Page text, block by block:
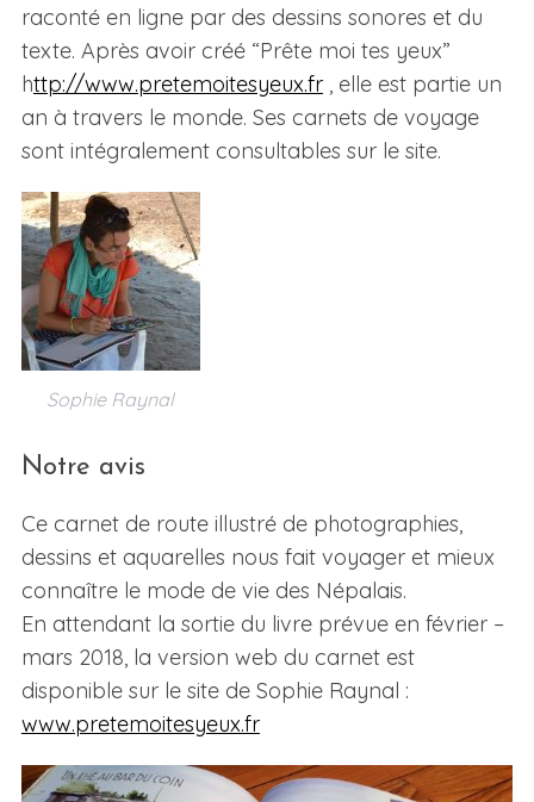
raconté en ligne par des dessins sonores et du
texte. Après avoir créé “Prête moi tes yeux”
http://www.pretemoitesyeux.fr, elle est partie un
an à travers le monde. Ses carnets de voyage
sont intégralement consultables sur le site.
Sophie Raynal
Notre avis
Ce carnet de route illustré de photographies,
dessins et aquarelles nous fait voyager et mieux
connaître le mode de vie des Népalais.
En attendant la sortie du livre prévue en février –
mars 2018, la version web du carnet est
disponible sur le site de Sophie Raynal :
www.pretemoitesyeux.fr